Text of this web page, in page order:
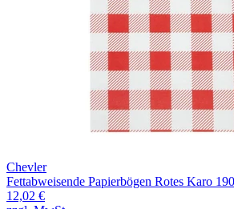
Chevler
Fettabweisende Papierbögen Rotes Karo
12,02 €